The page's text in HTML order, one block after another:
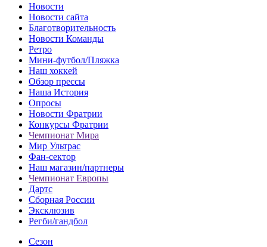
Новости
Новости сайта
Благотворительность
Новости Команды
Ретро
Мини-футбол/Пляжка
Наш хоккей
Обзор прессы
Наша История
Опросы
Новости Фратрии
Конкурсы Фратрии
Чемпионат Мира
Мир Ультрас
Фан-cектор
Наш магазин/партнеры
Чемпионат Европы
Дартс
Сборная России
Эксклюзив
Регби/гандбол
Сезон